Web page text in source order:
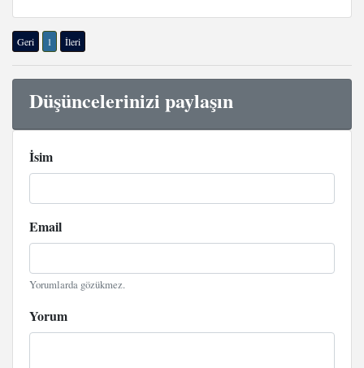
Geri 1 İleri
Düşüncelerinizi paylaşın
İsim
Email
Yorumlarda gözükmez.
Yorum